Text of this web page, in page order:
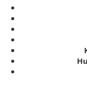
Saltele 180x200
Top saltele
Top saltele 5 cm
Top saltele 10 cm
Birouri
Scaune pentru birou
Scaune pentru
Scaune manager